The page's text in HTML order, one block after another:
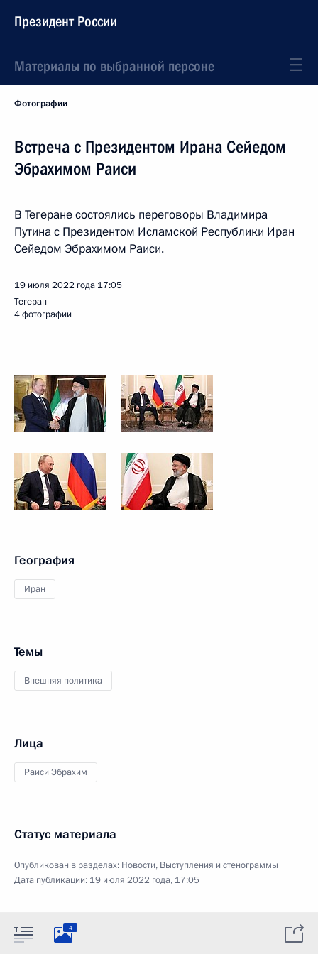
Президент России
Материалы по выбранной персоне
Фотографии
Встреча с Президентом Ирана Сейедом
Эбрахимом Раиси
В Тегеране состоялись переговоры Владимира
Путина с Президентом Исламской Республики Иран
Сейедом Эбрахимом Раиси.
19 июля 2022 года 17:05
Тегеран
4 фотографии
География
Иран
Темы
Внешняя политика
Лица
Раиси Эбрахим
Статус материала
Опубликован в разделах: Новости, Выступления и стенограммы
Дата публикации: 19 июля 2022 года, 17:05
4